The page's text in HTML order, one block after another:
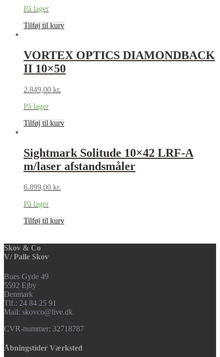
På lager
Tilføj til kurv
VORTEX OPTICS DIAMONDBACK
II 10×50
2.849,00 kr.
På lager
Tilføj til kurv
Sightmark Solitude 10×42 LRF-A
m/laser afstandsmåler
6.899,00 kr.
På lager
Tilføj til kurv
Skov & Co
V/ Palle Skov
Bues Gyde 49
5592 Ejby
Denmark
Tlf.: 24 84 25 91
Mail: skovco@live.dk
CVR-nummer: 32718787
Åbningstider Værksted